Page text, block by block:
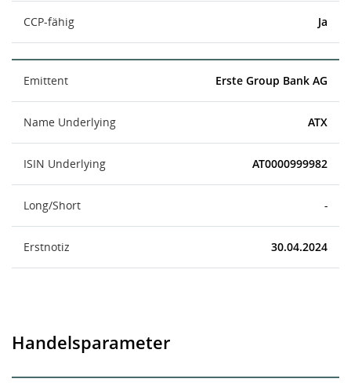
CCP-fähig Ja
Emittent Erste Group Bank AG
Name Underlying ATX
ISIN Underlying AT0000999982
Long/Short -
Erstnotiz 30.04.2024
Handelsparameter